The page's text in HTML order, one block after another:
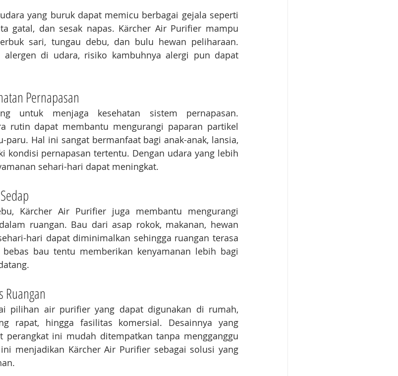
yang buruk dapat memicu berbagai gejala seperti
gatal, dan sesak napas. Kärcher Air Purifier mampu
sari, tungau debu, dan bulu hewan peliharaan.
alergen di udara, risiko kambuhnya alergi pun dapat
Pernapasan
untuk menjaga kesehatan sistem pernapasan.
rutin dapat membantu mengurangi paparan partikel
paru. Hal ini sangat bermanfaat bagi anak-anak, lansia,
kondisi pernapasan tertentu. Dengan udara yang lebih
sehari-hari dapat meningkat.
Kärcher Air Purifier juga membantu mengurangi
ruangan. Bau dari asap rokok, makanan, hewan
hari dapat diminimalkan sehingga ruangan terasa
bau tentu memberikan kenyamanan lebih bagi
Ruangan
pilihan air purifier yang dapat digunakan di rumah,
rapat, hingga fasilitas komersial. Desainnya yang
perangkat ini mudah ditempatkan tanpa mengganggu
menjadikan Kärcher Air Purifier sebagai solusi yang